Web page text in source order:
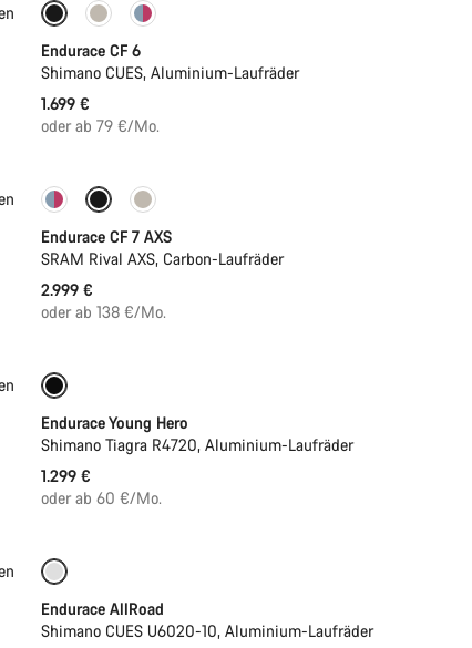
Neu
Endurace CF 6
Shimano CUES, Aluminium-Laufräder
1.699 €
oder ab 79 €/Mo.
Neue Verfügbarkeiten
Endurace CF 7 AXS
SRAM Rival AXS, Carbon-Laufräder
2.999 €
oder ab 138 €/Mo.
Endurace Young Hero
Shimano Tiagra R4720, Aluminium-Laufräder
1.299 €
oder ab 60 €/Mo.
Endurace AllRoad
Shimano CUES U6020-10, Aluminium-Laufräder